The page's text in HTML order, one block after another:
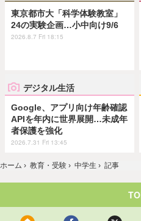
東京都市大「科学体験教室」
24の実験企画…小中向け9/6
2026.8.7 Fri 18:15
デジタル生活
Google、アプリ向け年齢確認
APIを年内に世界展開…未成年
者保護を強化
2026.7.31 Fri 13:45
ホーム › 教育・受験 › 中学生 › 記事